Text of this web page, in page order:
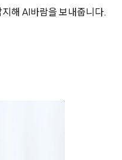
해 AI바람을 보내줍니다.